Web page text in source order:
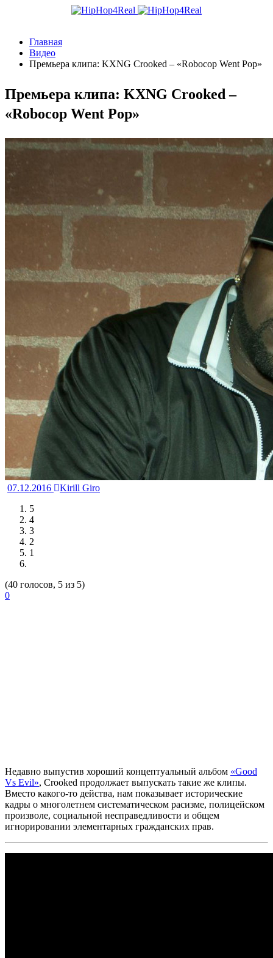
Главная
Видео
Премьера клипа: KXNG Crooked – «Robocop Went Pop»
Премьера клипа: KXNG Crooked –
«Robocop Went Pop»
07.12.2016
Kirill Giro
5
4
3
2
1
(40 голосов, 5 из 5)
0
Недавно выпустив хороший концептуальный альбом «Good
Vs Evil», Crooked продолжает выпускать такие же клипы.
Вместо какого-то действа, нам показывает исторические
кадры о многолетнем систематическом расизме, полицейском
произволе, социальной несправедливости и общем
игнорировании элементарных гражданских прав.